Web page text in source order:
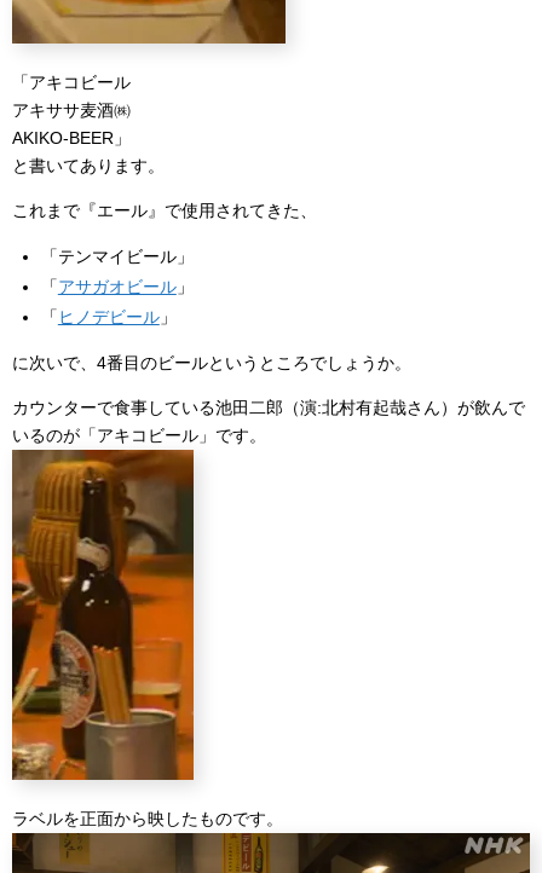
「アキコビール
アキササ麦酒㈱
AKIKO-BEER」
と書いてあります。
これまで『エール』で使用されてきた、
「テンマイビール」
「アサガオビール」
「 ヒノデビール」
に次いで、4番目のビールというところでしょうか。
カウンターで食事している池田二郎（演:北村有起哉さん）が飲んで
いるのが「アキコビール」です。
ラベルを正面から映したものです。